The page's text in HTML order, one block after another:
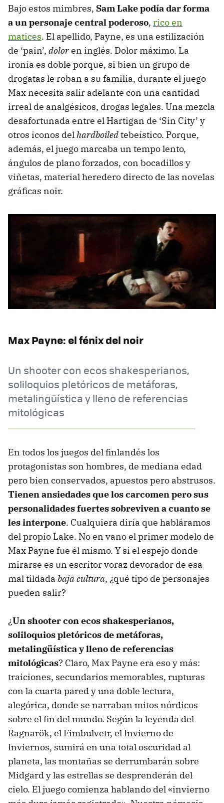
Bajo estos mimbres, Sam Lake podía dar forma
a un personaje central poderoso, rico en
matices. El apellido, Payne, es una estilización
de ‘pain’, doloren inglés. Dolor máximo. La
ironía es doble porque, si bien un grupo de
drogatas le roban a su familia, durante el juego
Max necesita salir adelante con una cantidad
irreal de analgésicos, drogas legales. Una mezcla
desafortunada entre el Hartigan de ‘Sin City’ y
otros iconos delhardboiledtebeístico. Porque,
además, el juego marcaba un tempo lento,
ángulos de plano forzados, con bocadillos y
viñetas, material heredero directo de las novelas
gráficas noir.
Max Payne: el fénix del noir
Un shooter con ecos shakesperianos,
soliloquios pletóricos de metáforas,
metalingüística y lleno de referencias
mitológicas
En todos los juegos del finlandés los
protagonistas son hombres, de mediana edad
pero bien conservados, apuestos pero abstrusos.
Tienen ansiedades que los carcomen pero sus
personalidades fuertes sobreviven a cuanto se
les interpone. Cualquiera diría que habláramos
del propio Lake. No en vano el primer modelo de
Max Payne fue él mismo. Y si el espejo donde
mirarse es un escritor voraz devorador de esa
mal tildada baja cultura, ¿qué tipo de personajes
pueden salir?
¿Un shooter con ecos shakesperianos,
soliloquios pletóricos de metáforas,
metalingüística y lleno de referencias
mitológicas? Claro, Max Payne era eso y más:
traiciones, secundarios memorables, rupturas
con la cuarta pared y una doble lectura,
alegórica, donde se narraban mitos nórdicos
sobre el fin del mundo. Según la leyenda del
Ragnarök, el Fimbulvetr, el Invierno de
Inviernos, sumirá en una total oscuridad al
planeta, las montañas se derrumbarán sobre
Midgard y las estrellas se desprenderán del
cielo. El juego comienza hablando del «invierno